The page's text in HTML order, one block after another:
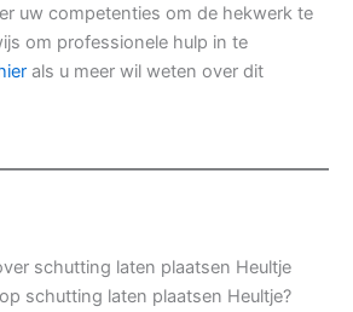
uw competenties om de hekwerk te
om professionele hulp in te
als u meer wil weten over dit
schutting laten plaatsen Heultje
schutting laten plaatsen Heultje?